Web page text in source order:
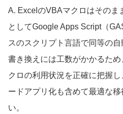
A. ExcelのVBAマクロはそのま
としてGoogle Apps Script（
スのスクリプト言語で同等の自
書き換えには工数がかかるた
クロの利用状況を正確に把握
ードアプリ化も含めて最適な
い。